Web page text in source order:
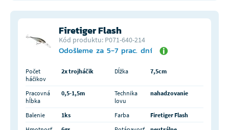
Firetiger Flash
Kód produktu: P071-640-214
Odošleme za 5-7 prac. dní
Počet
háčikov
2x trojháčik Dĺžka 7,5cm
Pracovná
hĺbka
0,5-1,5m
Technika
lovu
nahadzovanie
Balenie 1ks Farba
Firetiger Flash